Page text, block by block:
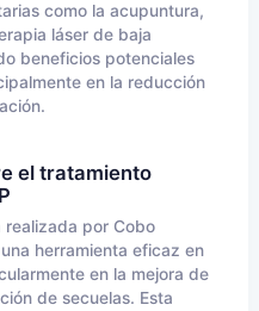
como la acupuntura,
láser de baja
beneficios potenciales
en la reducción
el tratamiento
realizada por Cobo
herramienta eficaz en
en la mejora de
de secuelas. Esta